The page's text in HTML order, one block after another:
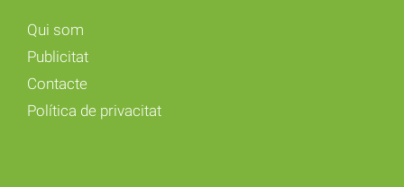
Qui som
Publicitat
Contacte
Política de privacitat